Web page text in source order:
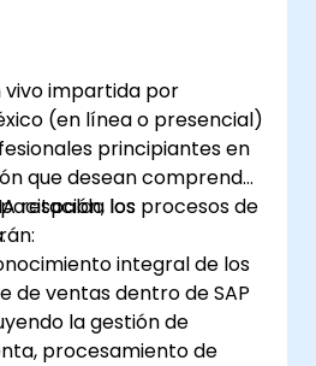
contable, la generación
vivo impartida por
(en línea o presencial)
principiantes en
que desean comprender
respalda los procesos de
los
integral de los
de ventas dentro de SAP
la gestión de
procesamiento de